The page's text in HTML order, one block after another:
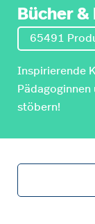
Bücher
65491
Inspirierende
stöbern!